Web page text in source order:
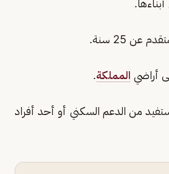
عن 25 سنة.
أراضي المملكة.
من الدعم السكني أو أحد أفراد